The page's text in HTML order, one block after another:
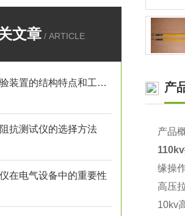
文章 / ARTICLE
交直流耐压试验装置的结构特点和工作原理是什么？
抗测试仪的选择方法
在电气设备中的重要性
产
产品
缘操
高压
10kv